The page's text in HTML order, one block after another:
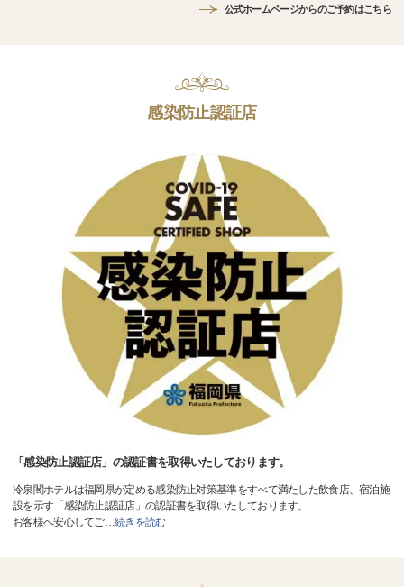
公式ホームページからのご予約はこちら
感染防止認証店
「感染防止認証店」の認証書を取得いたしております。
冷泉閣ホテルは福岡県が定める感染防止対策基準をすべて満たした飲食店、宿泊施
設を示す「感染防止認証店」の認証書を取得いたしております。
お客様へ安心してご…続きを読む